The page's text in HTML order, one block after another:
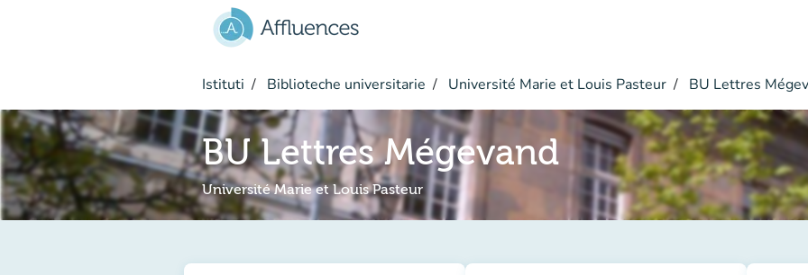
Istituti Biblioteche universitarie Université Marie et Louis Pasteur BU Lettres
BU Lettres Mégevand
Université Marie et Louis Pasteur